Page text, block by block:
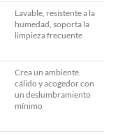
Lavable, resistente a la
humedad, soporta la
limpieza frecuente
Crea un ambiente
cálido y acogedor con
un deslumbramiento
mínimo